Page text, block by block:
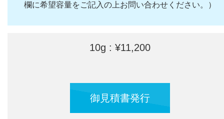
欄に希望容量をご記入の上お問い合わせください。）
10g : ¥11,200
御見積書発行